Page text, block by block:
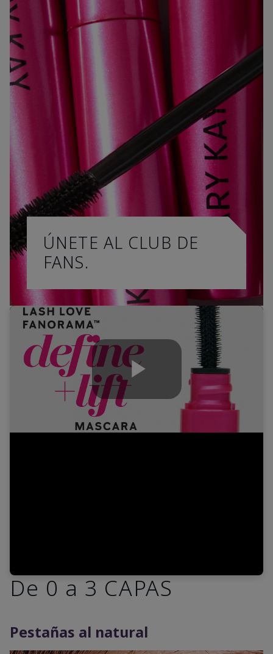
ÚNETE AL CLUB DE
FANS.
Play
De 0 a 3 CAPAS
Pestañas al natural